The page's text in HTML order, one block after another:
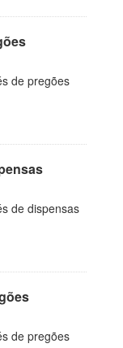
de pregões
de dispensas
de pregões